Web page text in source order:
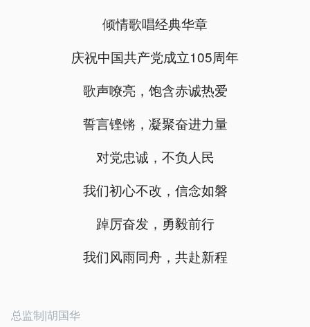
倾情歌唱经典华章
庆祝中国共产党成立105周年
歌声嘹亮，饱含赤诚热爱
誓言铿锵，凝聚奋进力量
对党忠诚，不负人民
我们初心不改，信念如磐
踔厉奋发，勇毅前行
我们风雨同舟，共赴新程
总监制|胡国华